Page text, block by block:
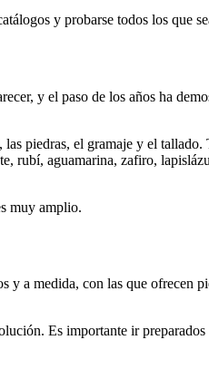
y probarse todos los que
y el paso de los años ha
piedras, el gramaje y el
aguamarina, zafiro,
muy amplio.
a medida, con las que ofrecen
Es importante ir